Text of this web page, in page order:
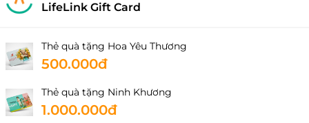
LifeLink Gift Card
Thẻ quà tặng Hoa Yêu Thương
500.000đ
Thẻ quà tặng Ninh Khương
1.000.000đ